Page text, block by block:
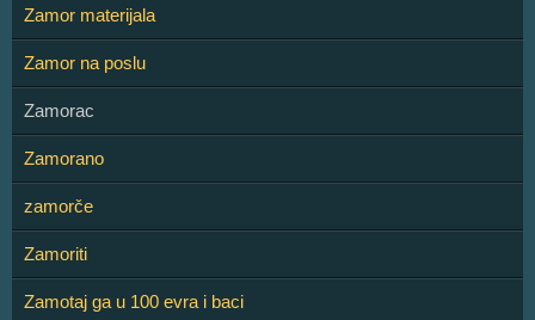
Zamor materijala
Zamor na poslu
Zamorac
Zamorano
zamorče
Zamoriti
Zamotaj ga u 100 evra i baci